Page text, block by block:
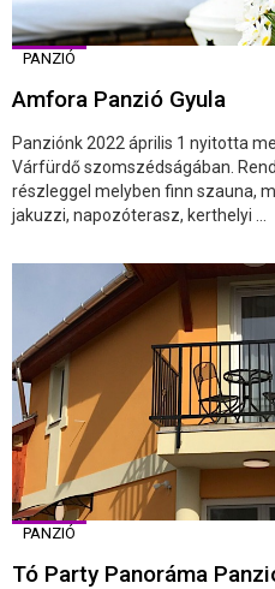
PANZIÓ
Amfora Panzió Gyula
Panziónk 2022 április 1 nyitotta
Várfürdő szomszédságában.
részleggel melyben finn szauna,
jakuzzi, napozóterasz, kerthelyi ...
PANZIÓ
Tó Party Panoráma